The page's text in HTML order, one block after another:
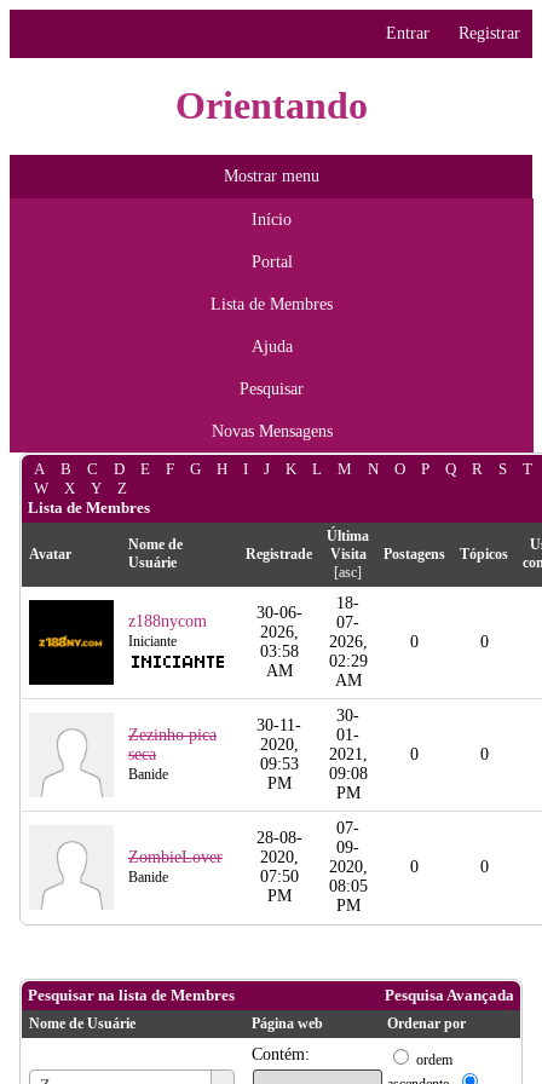
Entrar Registrar
Orientando
Mostrar menu
Início
Portal
Lista de Membres
Ajuda
Pesquisar
Novas Mensagens
A B C D E F G H I J K L M N O P Q R S
T
W
X Y
Z
Lista de Membres
Avatar
Nome de
Usuárie
Registrade
Última
Visita
[asc]
Postagens Tópicos
z188nycom
Iniciante
30-06-
2026,
03:58
AM
18-
07-
2026,
02:29
AM
0 0
Zezinho pica
seca
Banide
30-11-
2020,
09:53
PM
30-
01-
2021,
09:08
PM
0 0
ZombieLover
Banide
28-08-
2020,
07:50
PM
07-
09-
2020,
08:05
PM
0 0
Pesquisa Avançada
Pesquisar na lista de Membres
Nome de Usuárie Página web Ordenar por
Nome
Contém:
ordem